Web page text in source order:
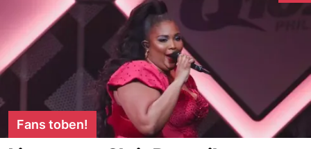
Fans toben!